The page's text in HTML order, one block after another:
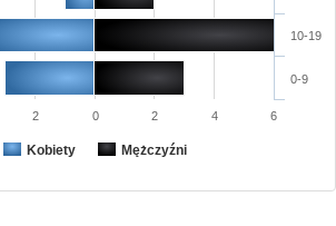
Kobiety Mężczyźni
0-9
10-19
2 0 2 4 6